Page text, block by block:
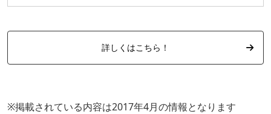
詳しくはこちら！
※掲載されている内容は2017年4月の情報となります